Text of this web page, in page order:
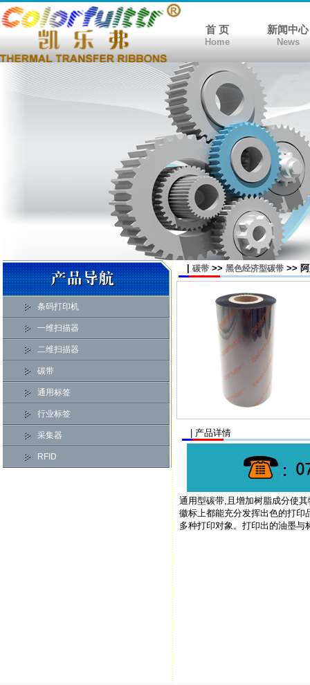
首 页
Home
新闻中心
News
条码打印机
一维扫描器
二维扫描器
碳带
通用标签
行业标签
采集器
RFID
碳带 >> 黑色经济型碳带 >>
| 产品详情
通用型碳带,且增加树脂成分使
徽标上都能充分发挥出色的打印
多种打印对象。打印出的油墨